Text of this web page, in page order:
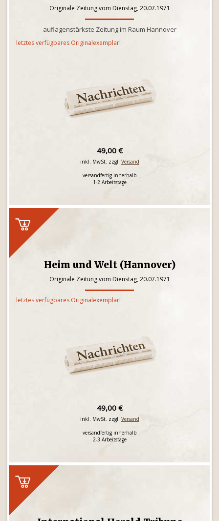
Originale Zeitung vom Dienstag, 20.07.1971
auflagenstärkste Zeitung im Raum Hannover
letztes verfügbares Originalexemplar!
49,00 €
inkl. MwSt. zzgl. Versand
versandfertig innerhalb
1-2 Arbeitstage
Heim und Welt (Hannover)
Originale Zeitung vom Dienstag, 20.07.1971
letztes verfügbares Originalexemplar!
49,00 €
inkl. MwSt. zzgl. Versand
versandfertig innerhalb
2-3 Arbeitstage